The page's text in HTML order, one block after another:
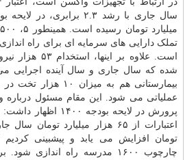
تملک دارایی های سرمایه ای برای راه
است. علاوه بر اینها، استخدام ۵۳ هزار نیروی کادر
شده که سال جاری و سال آینده اجرایی
عملیاتی می شود. این مقام مسئول
پرورش در لایحه
چارچوب ۱۶۰۰ مدرسه راه